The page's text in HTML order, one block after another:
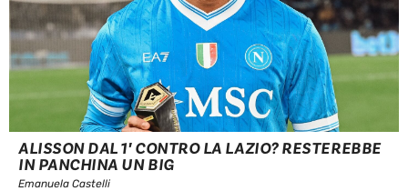
ALISSON DAL 1′ CONTRO LA LAZIO? RESTEREBBE
IN PANCHINA UN BIG
Emanuela Castelli